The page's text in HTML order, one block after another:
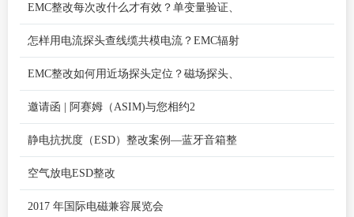
EMC整改每次改什么才有效？单变量验证、
怎样用电流探头查线缆共模电流？EMC辐射
EMC整改如何用近场探头定位？磁场探头、
邀请函 | 阿赛姆（ASIM)与您相约2
静电抗扰度（ESD）整改案例—蓝牙音箱整
空气放电ESD整改
2017 年国际电磁兼容展览会